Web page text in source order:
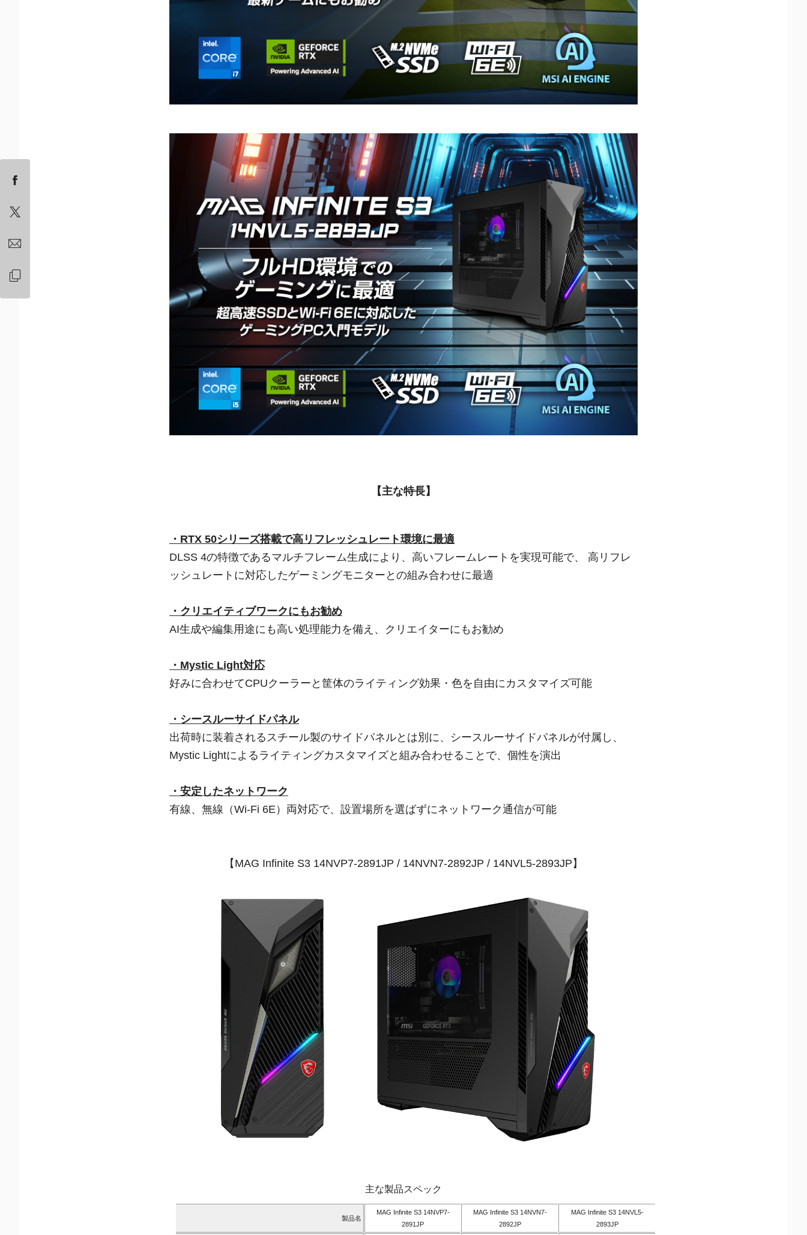
【主な特長】
・RTX 50シリーズ搭載で高リフレッシュレート環境に最適
DLSS 4の特徴であるマルチフレーム生成により、高いフレームレートを実現可能で、 高リフレ
ッシュレートに対応したゲーミングモニターとの組み合わせに最適
・クリエイティブワークにもお勧め
AI生成や編集用途にも高い処理能力を備え、クリエイターにもお勧め
・Mystic Light対応
好みに合わせてCPUクーラーと筐体のライティング効果・色を自由にカスタマイズ可能
・シースルーサイドパネル
出荷時に装着されるスチール製のサイドパネルとは別に、シースルーサイドパネルが付属し、
Mystic Lightによるライティングカスタマイズと組み合わせることで、個性を演出
・安定したネットワーク
有線、無線（Wi-Fi 6E）両対応で、設置場所を選ばずにネットワーク通信が可能
【MAG Infinite S3 14NVP7-2891JP / 14NVN7-2892JP / 14NVL5-2893JP】
主な製品スペック
製品名
MAG Infinite S3 14NVP7-
2891JP
MAG Infinite S3 14NVN7-
2892JP
MAG Infinite S3 14NVL5-
2893JP